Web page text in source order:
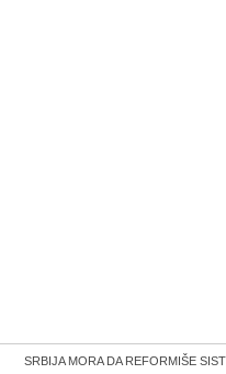
SRBIJA MORA DA REFORMIŠE